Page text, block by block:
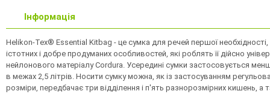
Інформація
Helikon-Tex® Essential Kitbag - це сумка для речей першої
істотних і добре продуманих особливостей, які роблять її дійсно
нейлонового матеріалу Cordura. Усередині сумки застосовується
в межах 2,5 літрів. Носити сумку можна, як із застосуванням
розміри, передбачає три відділення і п'ять разнорозмірних кишень,